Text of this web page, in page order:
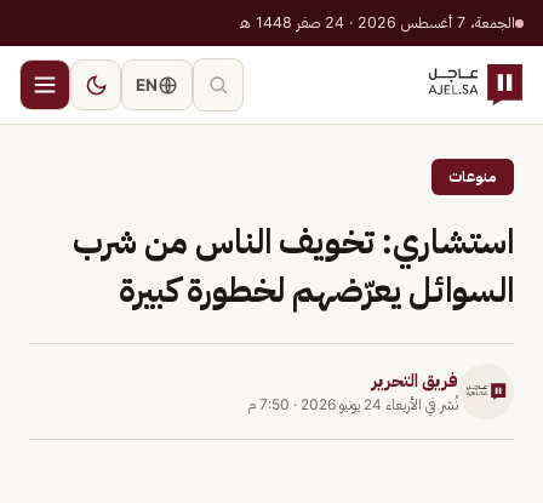
الجمعة، 7 أغسطس 2026 · 24 صفر 1448 هـ
EN
منوعات
استشاري: تخويف الناس من شرب
السوائل يعرّضهم لخطورة كبيرة
فريق التحرير
نُشر في الأربعاء 24 يونيو 2026 · 7:50 م